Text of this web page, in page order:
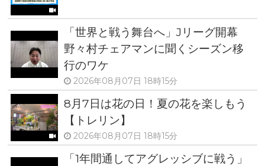
「世界と戦う舞台へ」Jリーグ開幕
野々村チェアマンに聞くシーズン移
行のワケ
2026年08月07日 18時15分
8月7日は花の日！夏の花を楽しもう
【トレリン】
2026年08月07日 18時15分
「1年間通してアグレッシブに戦う」